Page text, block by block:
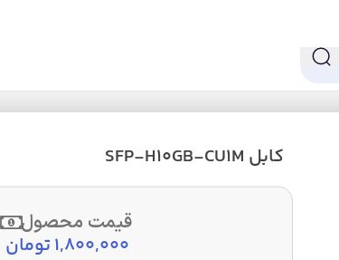
کابل SFP-H10GB-CU1M
قیمت محصول
1,800,000تومان